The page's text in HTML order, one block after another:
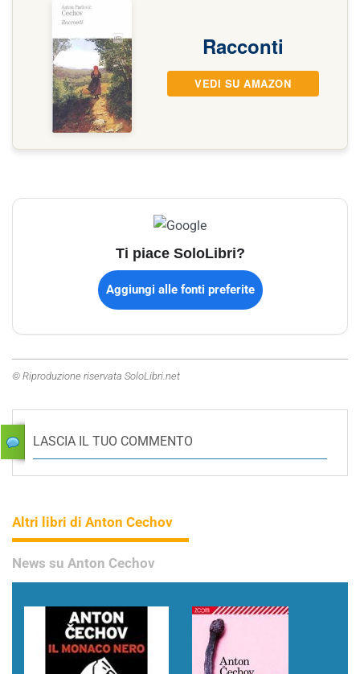
Racconti
VEDI SU AMAZON
Ti piace SoloLibri?
Aggiungi alle fonti preferite
© Riproduzione riservata SoloLibri.net
LASCIA IL TUO COMMENTO
Altri libri di Anton Cechov
News su Anton Cechov